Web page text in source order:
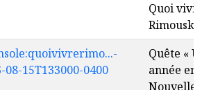
Quoi
Rimouski
15T133000-0400
Quête «
année en
Nouvelle-